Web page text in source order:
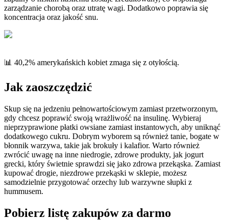
zarządzanie chorobą oraz utratę wagi. Dodatkowo poprawia się
koncentracja oraz jakość snu.
📊 40,2% amerykańskich kobiet zmaga się z otyłością.
Jak zaoszczędzić
Skup się na jedzeniu pełnowartościowym zamiast przetworzonym,
gdy chcesz poprawić swoją wrażliwość na insulinę. Wybieraj
nieprzyprawione płatki owsiane zamiast instantowych, aby uniknąć
dodatkowego cukru. Dobrym wyborem są również tanie, bogate w
błonnik warzywa, takie jak brokuły i kalafior. Warto również
zwrócić uwagę na inne niedrogie, zdrowe produkty, jak jogurt
grecki, który świetnie sprawdzi się jako zdrowa przekąska. Zamiast
kupować drogie, niezdrowe przekąski w sklepie, możesz
samodzielnie przygotować orzechy lub warzywne słupki z
hummusem.
Pobierz listę zakupów za darmo